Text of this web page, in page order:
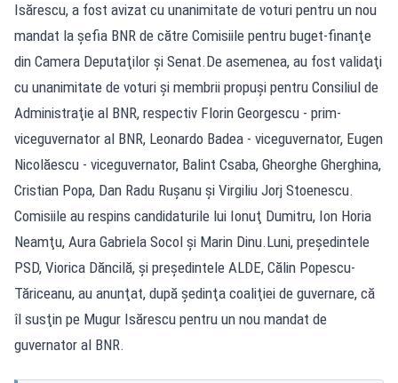
Isărescu, a fost avizat cu unanimitate de voturi pentru un nou
mandat la şefia BNR de către Comisiile pentru buget-finanţe
din Camera Deputaţilor şi Senat.De asemenea, au fost validaţi
cu unanimitate de voturi şi membrii propuşi pentru Consiliul de
Administraţie al BNR, respectiv Florin Georgescu - prim-
viceguvernator al BNR, Leonardo Badea - viceguvernator, Eugen
Nicolăescu - viceguvernator, Balint Csaba, Gheorghe Gherghina,
Cristian Popa, Dan Radu Ruşanu şi Virgiliu Jorj Stoenescu.
Comisiile au respins candidaturile lui Ionuţ Dumitru, Ion Horia
Neamţu, Aura Gabriela Socol şi Marin Dinu.Luni, preşedintele
PSD, Viorica Dăncilă, şi preşedintele ALDE, Călin Popescu-
Tăriceanu, au anunţat, după şedinţa coaliţiei de guvernare, că
îl susţin pe Mugur Isărescu pentru un nou mandat de
guvernator al BNR.